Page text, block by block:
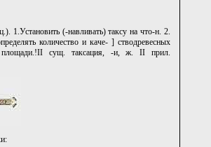
(-навливать) таксу на что-н. 2.
количество и каче- ] стводревесных
площади.!II сущ. таксация, -и, ж. II прил.